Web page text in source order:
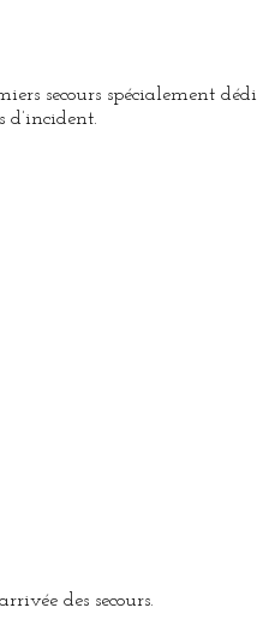
secours spécialement
d’incident.
des secours.